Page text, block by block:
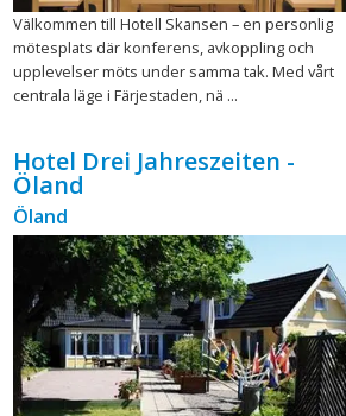
Välkommen till Hotell Skansen – en personlig
mötesplats där konferens, avkoppling och
upplevelser möts under samma tak. Med vårt
centrala läge i Färjestaden, nä ...
Hotel Drei Jahreszeiten -
Öland
Öland